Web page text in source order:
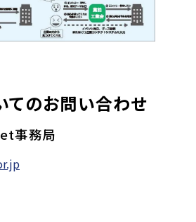
てのお問い合わせ
事務局